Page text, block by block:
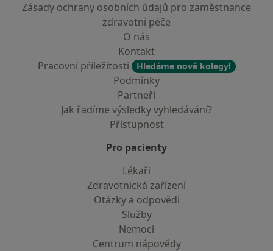
Zásady ochrany osobních údajů pro zaměstnance
zdravotní péče
O nás
Kontakt
Pracovní příležitosti
Hledáme nové kolegy!
Podmínky
Partneři
Jak řadíme výsledky vyhledávání?
Přístupnost
Pro pacienty
Lékaři
Zdravotnická zařízení
Otázky a odpovědi
Služby
Nemoci
Centrum nápovědy